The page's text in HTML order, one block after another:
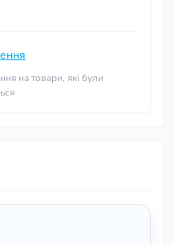
на товари, які були